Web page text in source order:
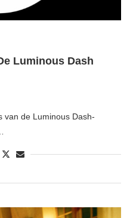
Luminous Dash
van de Luminous Dash-